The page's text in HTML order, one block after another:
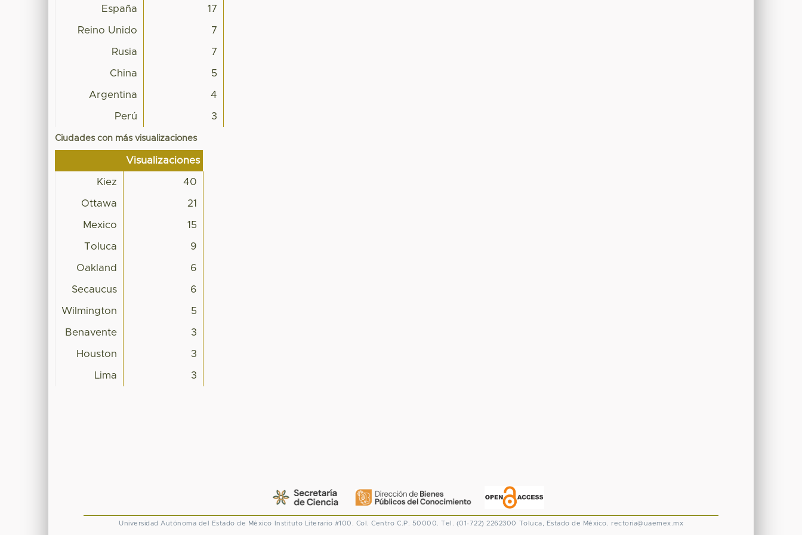
España 17
Reino Unido 7
Rusia 7
China 5
Argentina 4
Perú 3
Ciudades con más visualizaciones
Visualizaciones
Kiez 40
Ottawa 21
Mexico 15
Toluca 9
Oakland 6
Secaucus 6
Wilmington 5
Benavente 3
Houston 3
Lima 3
Universidad Autónoma del Estado de México Instituto Literario #100. Col. Centro C.P. 50000. Tel. (01-722) 2262300 Toluca, Estado de México. rectoria@uaemex.mx